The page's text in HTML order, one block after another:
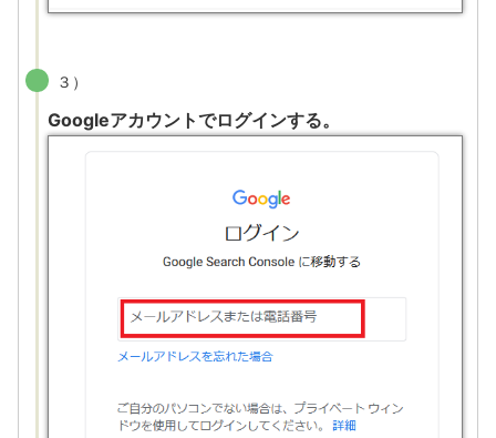
３）
Googleアカウントでログインする。